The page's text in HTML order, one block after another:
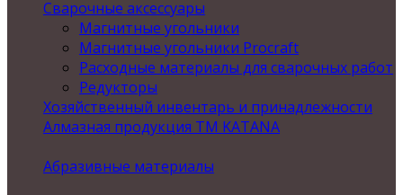
Сварочные аксессуары
Магнитные угольники
Магнитные угольники Procraft
Расходные материалы для сварочных работ
Редукторы
Хозяйственный инвентарь и принадлежности
Алмазная продукция ТМ KATANA
Абразивные материалы